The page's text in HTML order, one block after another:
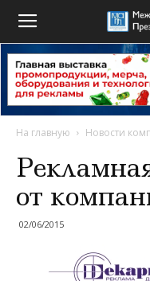
На главную Новости
от
02/06/2015